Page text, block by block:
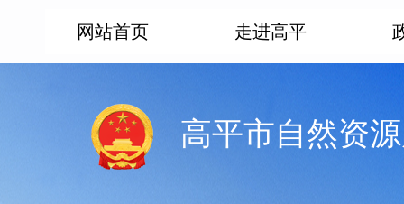
网站首页 走进高平
高平市自然资